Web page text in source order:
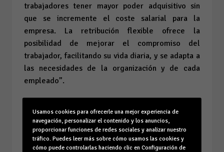
trabajadores tener mayor poder adquisitivo sin
que se incremente el coste salarial para la
empresa. La retribución flexible ofrece la
posibilidad de mejorar el compromiso del
trabajador, facilitando su vida diaria, y se adapta a
las necesidades de la organización y de cada
empleado”.
Subida salarial, pero no ligada a la inflación
Durante su intervención, Planas ha aprovechado
Usamos cookies para ofrecerle una mejor experiencia de
navegación, personalizar el contenido y los anuncios,
proporcionar funciones de redes sociales y analizar nuestro
tráfico. Puedes leer más sobre cómo usamos las cookies y
cómo puede controlarlas haciendo clic en Configuración de